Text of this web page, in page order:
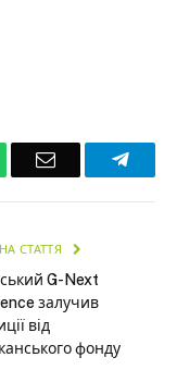
Email
СТАТТЯ
G-Next
залучив
від
фонду